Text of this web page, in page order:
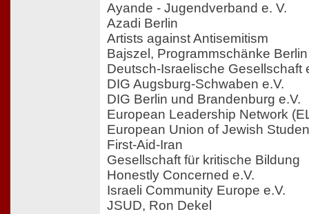
Ayande - Jugendverband e. V.
Azadi Berlin
Artists against Antisemitism
Bajszel, Programmschänke Berlin
Deutsch-Israelische Gesellschaft
DIG Augsburg-Schwaben e.V.
DIG Berlin und Brandenburg e.V.
European Leadership Network
European Union of Jewish
First-Aid-Iran
Gesellschaft für kritische Bildung
Honestly Concerned e.V.
Israeli Community Europe e.V.
JSUD, Ron Dekel